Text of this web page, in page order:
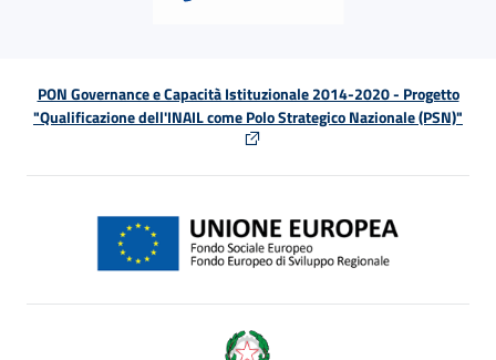
PON Governance e Capacità Istituzionale 2014-2020 - Progetto
"Qualificazione dell'INAIL come Polo Strategico Nazionale (PSN)"